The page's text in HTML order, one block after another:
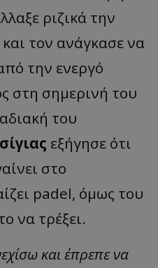
ριζικά την
τον ανάγκασε να
την ενεργό
στη σημερινή του
του
εξήγησε ότι
στο
padel, όμως του
να τρέξει.
και έπρεπε να